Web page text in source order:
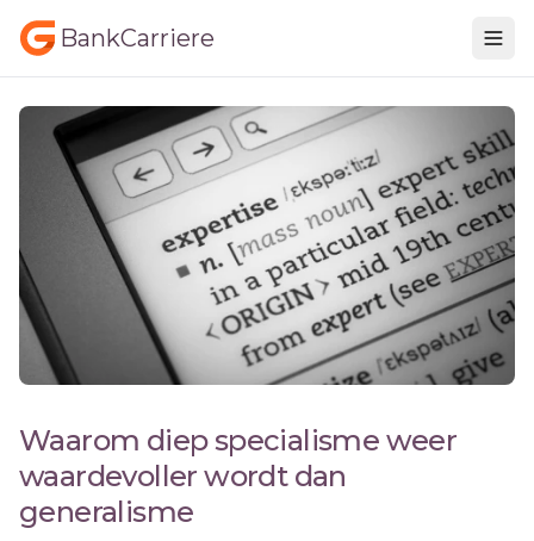
BankCarriere
Waarom diep specialisme weer
waardevoller wordt dan
generalisme